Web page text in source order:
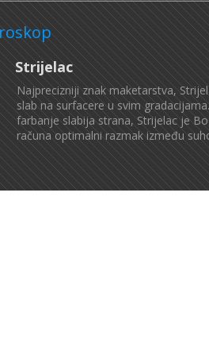
Strijelac
Najprecizniji znak maketarstva,
slab na surfacere u svim
farbanje slabija strana, Strijelac je
računa optimalni razmak između